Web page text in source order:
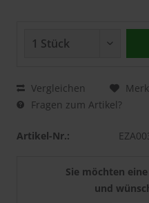
Vergleichen
Fragen zum Artikel?
Artikel-Nr.:
Sie möchten
und